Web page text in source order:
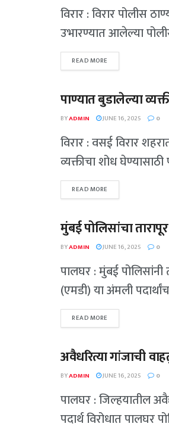
विरार : विरार पोलीस
उभारण्यात आलेल्या
READ MORE
पालघर
पाण्यात बुडालेल्या
BYADMIN JUNE 16, 2025 0
विरार : वसई विरार
व्यक्तीचा शोध
READ MORE
गुन्हेगारी
मुंबई पोलिसांचा
BYADMIN JUNE 16, 2025 0
पालघर : मुंबई
(एमडी) या अंमली
READ MORE
गुन्हेगारी
अवैधरित्या गांजाची
BYADMIN JUNE 16, 2025 0
पालघर : जिल्हयातील
पदार्थ विरोधात पालघर